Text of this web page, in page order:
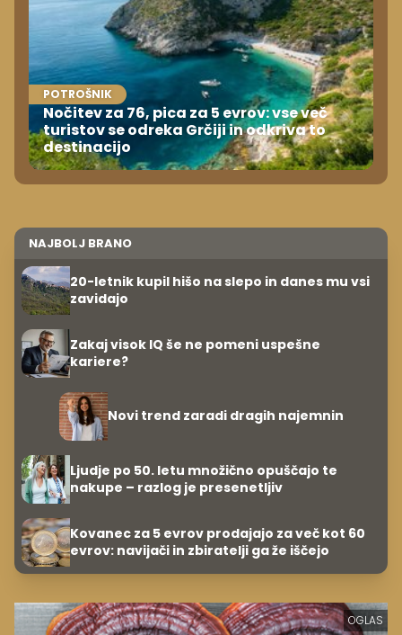
POTROŠNIK
Nočitev za 76, pica za 5 evrov: vse več
turistov se odreka Grčiji in odkriva to
destinacijo
NAJBOLJ BRANO
20-letnik kupil hišo na slepo in danes mu vsi
zavidajo
Zakaj visok IQ še ne pomeni uspešne
kariere?
Novi trend zaradi dragih najemnin
Ljudje po 50. letu množično opuščajo te
nakupe – razlog je presenetljiv
Kovanec za 5 evrov prodajajo za več kot 60
evrov: navijači in zbiratelji ga že iščejo
OGLAS